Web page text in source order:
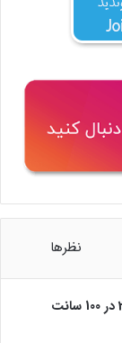
نظرها